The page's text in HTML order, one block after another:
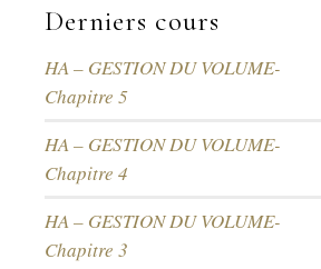
Derniers cours
HA – GESTION DU VOLUME-
Chapitre 5
HA – GESTION DU VOLUME-
Chapitre 4
HA – GESTION DU VOLUME-
Chapitre 3